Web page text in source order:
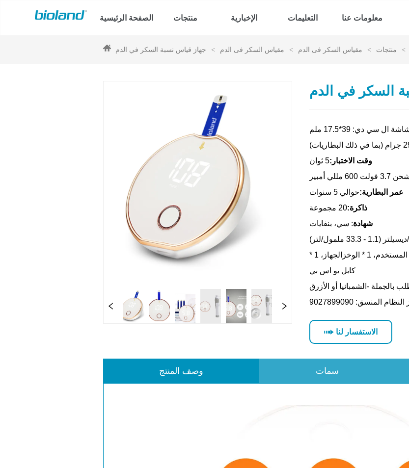
الصفحة الرئيسية منتجات الإخبارية التعليمات معلومات عنا
> منتجات > مقياس السكر فى الدم > مقياس السكر فى الدم >
الاستفسار لنا
وصف المنتج سمات